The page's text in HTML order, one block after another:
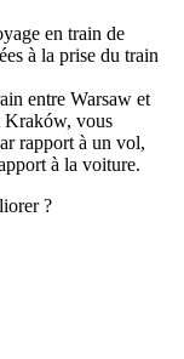
en train de
à la prise du train
entre Warsaw et
Kraków, vous
rapport à un vol,
à la voiture.
?